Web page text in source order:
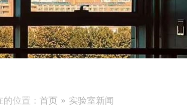
的位置： 首页 实验室新闻